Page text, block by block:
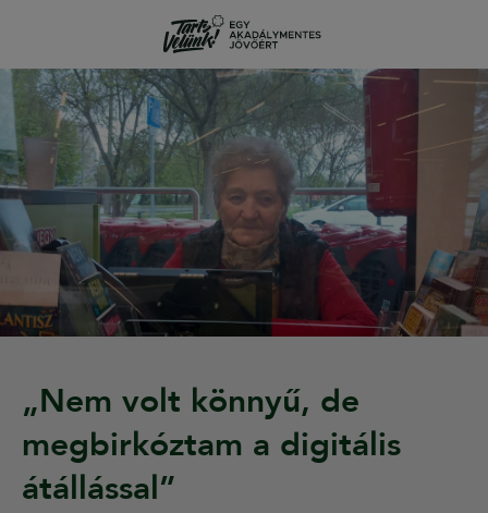
„Nem volt könnyű, de
megbirkóztam a digitális
átállással”